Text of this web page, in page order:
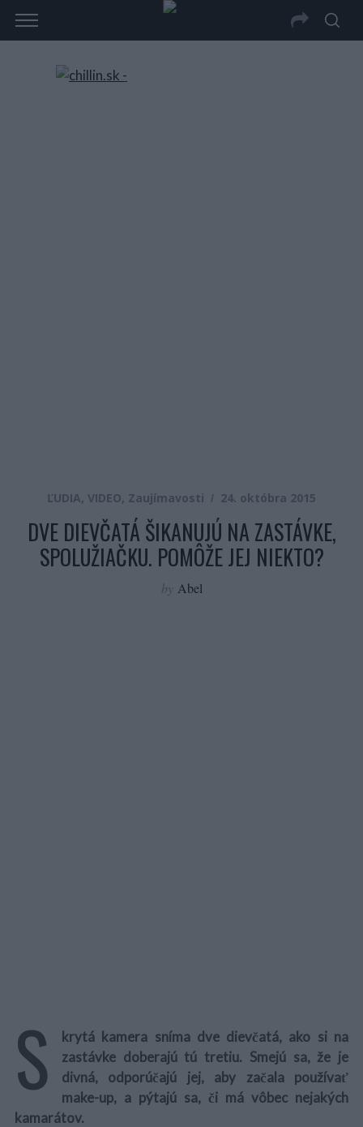
ĽUDIA, VIDEO, Zaujímavosti 24. októbra 2015
DVE DIEVČATÁ ŠIKANUJÚ NA ZASTÁVKE,
SPOLUŽIAČKU. POMÔŽE JEJ NIEKTO?
by Abel
S
krytá kamera sníma dve dievčatá, ako si na
zastávke doberajú tú tretiu. Smejú sa, že je
divná, odporúčajú jej, aby začala používať
make-up, a pýtajú sa, či má vôbec nejakých
kamarátov.